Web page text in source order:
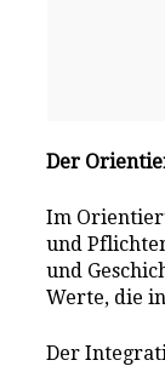
Der
Im
und
und
Werte, die
Der